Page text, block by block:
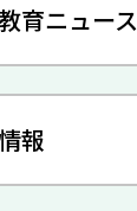
育ニュース
報